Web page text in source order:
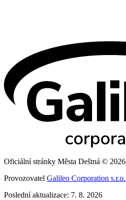
Oficiální stránky Města Deštná © 2026
Provozovatel Galileo Corporation s.r.o.
Poslední aktualizace: 7. 8. 2026